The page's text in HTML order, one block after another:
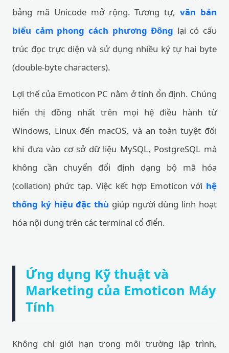
bảng mã Unicode mở rộng. Tương tự,văn bản
biểu cảm phong cách phương Đông lại có cấu
trúc đọc trực diện và sử dụng nhiều ký tự hai byte
(double-byte characters).
Lợi thế của Emoticon PC nằm ở tính ổn định. Chúng
hiển thị đồng nhất trên mọi hệ điều hành từ
Windows, Linux đến macOS, và an toàn tuyệt đối
khi đưa vào cơ sở dữ liệu MySQL, PostgreSQL mà
không cần chuyển đổi định dạng bộ mã hóa
(collation) phức tạp. Việc kết hợp Emoticon với hệ
thống ký hiệu đặc thù giúp người dùng linh hoạt
hóa nội dung trên các terminal cổ điển.
Ứng dụng Kỹ thuật và
Marketing của Emoticon Máy
Tính
Không chỉ giới hạn trong môi trường lập trình,